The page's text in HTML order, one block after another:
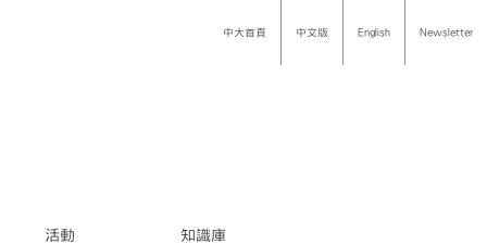
中大首頁 中文版 English Newsletter
活動 知識庫